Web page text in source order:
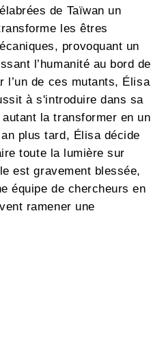
de Taïwan un
les êtres
provoquant un
l’humanité au bord de
l’un de ces mutants, Élisa
à s'introduire dans sa
la transformer en un
plus tard, Élisa décide
toute la lumière sur
est gravement blessée,
équipe de chercheurs en
ramener une
sont cernés par les
de
ce chaos sera élucidé au